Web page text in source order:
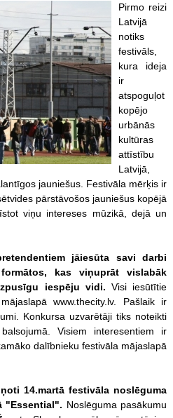
Pirmo reizi
Latvijā
notiks
festivāls,
kura ideja
ir
atspoguļot
kopējo
urbānās
kultūras
attīstību
Latvijā,
jauniešus. Festivāla mērķis ir
pārstāvošos jauniešus kopējā
viņu intereses mūzikā, dejā un
jāiesūta savi darbi
kas viņuprāt vislabāk
iespēju vidi. Visi iesūtītie
www.thecity.lv. Pašlaik ir
Konkursa uzvarētāji tiks noteikti
Visiem interesentiem ir
dalībnieku festivāla mājaslapā
14.martā festivāla noslēguma
"Essential". Noslēguma pasākumu